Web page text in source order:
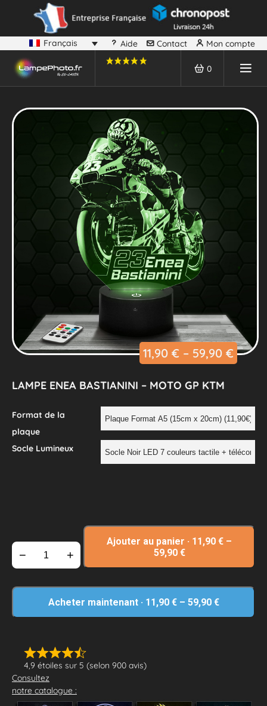
Français Aide Contact Mon compte
0
11,90 € – 59,90 €
LAMPE ENEA BASTIANINI – MOTO GP KTM
4,9 étoiles sur 5 (selon 900 avis)
Consultez
notre catalogue :
Format de la
plaque
Socle Lumineux
− +
Ajouter au panier · 11,90 € –
59,90 €
Acheter maintenant · 11,90 €– 59,90 €